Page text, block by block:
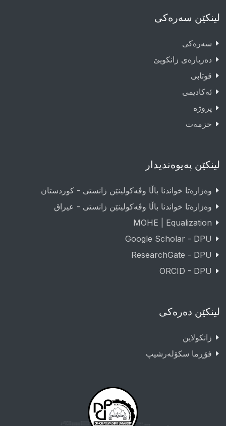
لینکێن سەرەکی
سەرەکى
دەربارەى زانکویێ
قوتابى
ئەکادیمى
پروژە
خزمەت
لینکێن پەیوەندیدار
وەزارەتا خواندنا باڵا وڤەکولینێن زانستی - کوردستان
وەزارەتا خواندنا باڵا وڤەکولینێن زانستی - عيراق
MOHE | Equalization
Google Scholar - DPU
ResearchGate - DPU
ORCID - DPU
لینکێن دەرەکی
زانکولاین
فۆڕما سکۆلەرشیپ